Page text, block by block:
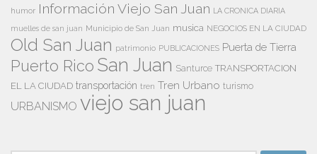
humor Información Viejo San Juan LA CRONICA DIARIA
muelles de san juan Municipio de San Juan musica NEGOCIOS EN LA CIUDAD
Old San Juan patrimonio PUBLICACIONES Puerta de Tierra
Puerto Rico San Juan Santurce TRANSPORTACION
EL LA CIUDAD transportación tren Tren Urbano turismo
URBANISMO viejo san juan